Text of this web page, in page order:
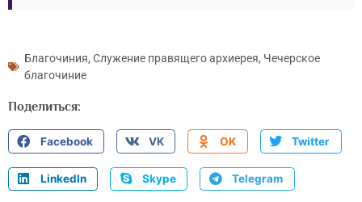
Благочиния, Служение правящего архиерея, Чечерское
благочиние
Поделиться:
Facebook VK OK Twitter
LinkedIn Skype Telegram